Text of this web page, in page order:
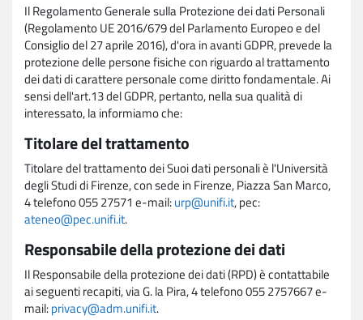
Il Regolamento Generale sulla Protezione dei dati Personali
(Regolamento UE 2016/679 del Parlamento Europeo e del
Consiglio del 27 aprile 2016), d'ora in avanti GDPR, prevede la
protezione delle persone fisiche con riguardo al trattamento
dei dati di carattere personale come diritto fondamentale. Ai
sensi dell'art.13 del GDPR, pertanto, nella sua qualità di
interessato, la informiamo che:
Titolare del trattamento
Titolare del trattamento dei Suoi dati personali è l'Università
degli Studi di Firenze, con sede in Firenze, Piazza San Marco,
4 telefono 055 27571 e-mail:urp@unifi.it, pec:
ateneo@pec.unifi.it.
Responsabile della protezione dei dati
Il Responsabile della protezione dei dati (RPD) è contattabile
ai seguenti recapiti, via G. la Pira, 4 telefono 055 2757667 e-
mail:privacy@adm.unifi.it.